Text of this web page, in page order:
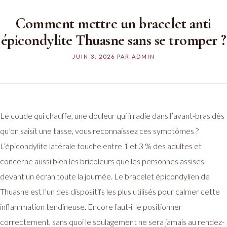
Comment mettre un bracelet anti
épicondylite Thuasne sans se tromper ?
JUIN 3, 2026 PAR ADMIN
Le coude qui chauffe, une douleur qui irradie dans l’avant-bras dès
qu’on saisit une tasse, vous reconnaissez ces symptômes ?
L’épicondylite latérale touche entre 1 et 3 % des adultes et
concerne aussi bien les bricoleurs que les personnes assises
devant un écran toute la journée. Le bracelet épicondylien de
Thuasne est l’un des dispositifs les plus utilisés pour calmer cette
inflammation tendineuse. Encore faut-il le positionner
correctement, sans quoi le soulagement ne sera jamais au rendez-